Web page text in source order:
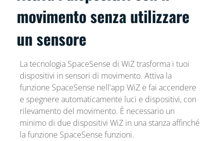
movimento senza utilizzare
un sensore
La tecnologia SpaceSense di WiZ trasforma i tuoi
dispositivi in sensori di movimento. Attiva la
funzione SpaceSense nell'app WiZ e fai accendere
e spegnere automaticamente luci e dispositivi, con
rilevamento del movimento. È necessario un
minimo di due dispositivi WiZ in una stanza affinché
la funzione SpaceSense funzioni.